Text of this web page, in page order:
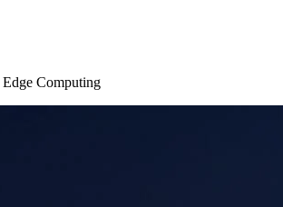
Computing